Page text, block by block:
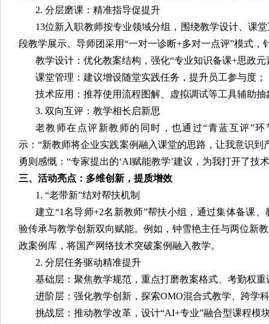
2. 分层磨课：精准指导促提升
13位新入职教师按专业领域分组，围绕教学设计、课
段教学展示。导师团采用“一对一诊断+多对一点评”模式，
教学设计：优化教案结构，强化“专业知识备课+思政元
课堂管理：建议增设随堂实践任务，提升员工参与度；
技术应用：推荐使用流程图解、虚拟调试等工具辅助抽
3. 双向互评：教学相长启新思
老教师在点评新教师的同时，也通过“青蓝互评”
示：“新教师将企业实践案例融入课堂的思路，让我意识
勇则感慨：“专家提出的‘AI赋能教学’建议，为我打开了技
三、活动亮点：多维创新，提质增效
1. “老带新”结对帮扶机制
建立“1名导师+2名新教师”帮扶小组，通过集体备课
验传承与教学创新双向赋能。例如，钟雪艳主任与两位新
政案例库，将国产网络技术突破案例融入教学。
2. 分层任务驱动精准提升
基础层：聚焦教学规范，重点打磨教案格式、考勤权重
进阶层：强化教学创新，探索OMO混合式教学、跨学
挑战层：推动教学改革，设计“AI+专业”融合型课程模